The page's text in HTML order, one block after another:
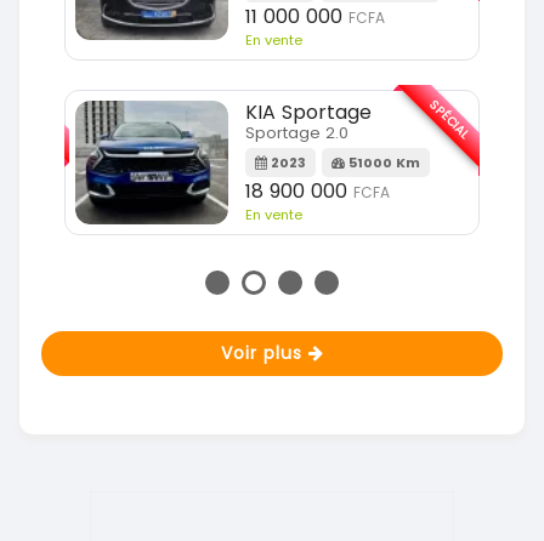
11 000 000 FCFA
En vente
KIA Sportage
Sportage 2.0
2023 51000 Km
18 900 000 FCFA
En vente
SPÉCIAL
Voir plus